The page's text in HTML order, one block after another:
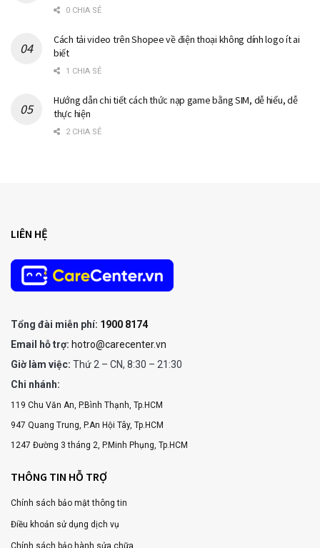
0 CHIA SẺ
Cách tải video trên Shopee về điện thoại không dính logo ít ai
biết
1 CHIA SẺ
Hướng dẫn chi tiết cách thức nạp game bằng SIM, dễ hiểu, dễ
thực hiện
2 CHIA SẺ
LIÊN HỆ
Tổng đài miễn phí: 1900 8174
Email hỗ trợ: hotro@carecenter.vn
Giờ làm việc: Thứ 2 – CN, 8:30 – 21:30
Chi nhánh:
119 Chu Văn An, P.Bình Thạnh, Tp.HCM
947 Quang Trung, P.An Hội Tây, Tp.HCM
1247 Đường 3 tháng 2, P.Minh Phụng, Tp.HCM
THÔNG TIN HỖ TRỢ
Chính sách bảo mật thông tin
Điều khoản sử dụng dịch vụ
Chính sách bảo hành sửa chữa